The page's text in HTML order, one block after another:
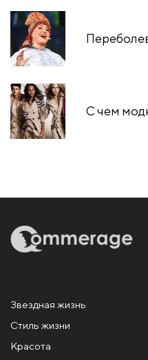
С чем
Звездная жизнь
Стиль жизни
Красота